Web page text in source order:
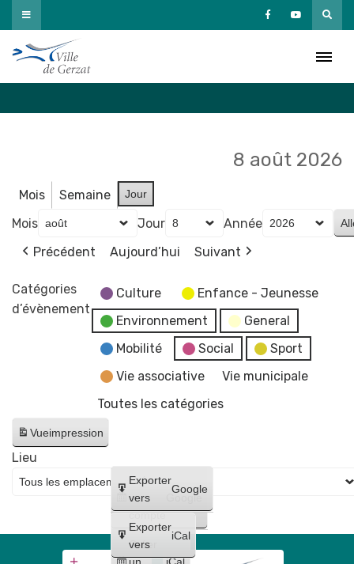
Passer
au
contenu
8 août 2026
Mois Semaine Jour
Mois Jour
Année
Précédent
Aujourd’hui Suivant
Catégories
d’évènement
Culture
Enfance - Jeunesse
Environnement
General
Mobilité
Social
Sport
Vie associative
Vie municipale
Toutes les catégories
Vueimpression
Créer
un
compte
Google
Créer
Exporter
vers
Google
Exporter
vers
iCal
Lieu